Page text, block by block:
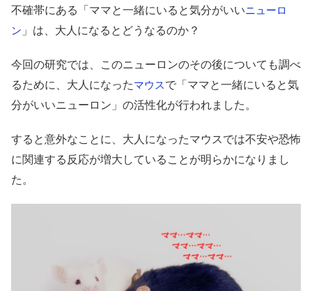
不確帯にある「ママと一緒にいると気分がいいニューロ
ン 」は、大人になるとどうなるのか？
今回の研究では、このニューロンのその後についても調べ
るために、大人になったマウスで「ママと一緒にいると気
分がいいニューロン」の活性化が行われました。
すると意外なことに、大人になったマウスでは不安や恐怖
に関連する反応が増大していることが明らかになりまし
た。